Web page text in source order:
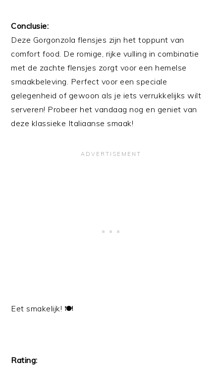
Conclusie:
Deze Gorgonzola flensjes zijn het toppunt van
comfort food. De romige, rijke vulling in combinatie
met de zachte flensjes zorgt voor een hemelse
smaakbeleving. Perfect voor een speciale
gelegenheid of gewoon als je iets verrukkelijks wilt
serveren! Probeer het vandaag nog en geniet van
deze klassieke Italiaanse smaak!
Eet smakelijk! 🍽️
Rating: